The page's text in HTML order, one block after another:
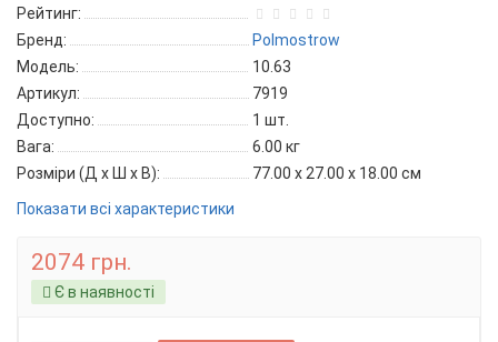
Рейтинг:
Бренд:
Polmostrow
Модель:
10.63
Артикул:
7919
Доступно:
1 шт.
Вага:
6.00 кг
Розміри (Д x Ш x В):
77.00 x 27.00 x 18.00 см
Показати всі характеристики
2074 грн.
Є в наявності